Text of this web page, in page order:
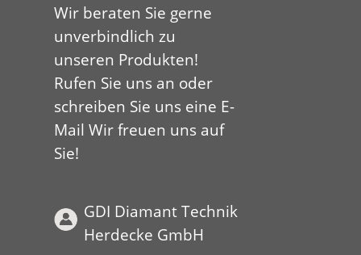
Wir beraten Sie gerne
unverbindlich zu
unseren Produkten!
Rufen Sie uns an oder
schreiben Sie uns eine E-
Mail Wir freuen uns auf
Sie!
GDI Diamant Technik
Herdecke GmbH